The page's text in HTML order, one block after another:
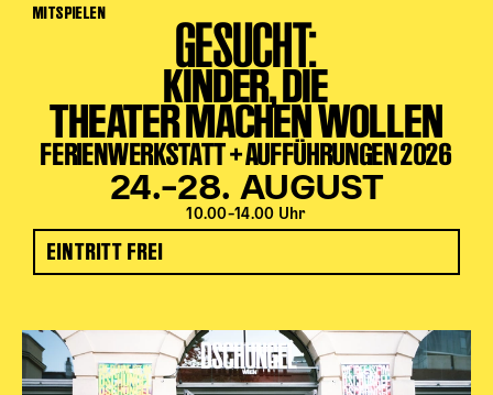
MITSPIELEN GESUCHT:
KINDER, DIE
THEATER MACHEN WOLLEN
FERIENWERKSTATT + AUFFÜHRUNGEN 2026
24.–28. AUGUST
10.00–14.00 Uhr
EINTRITT FREI